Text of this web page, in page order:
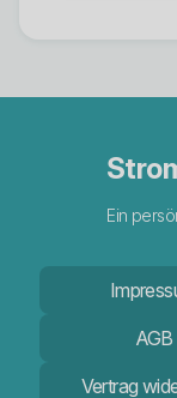
Ein
AGB
Vertrag